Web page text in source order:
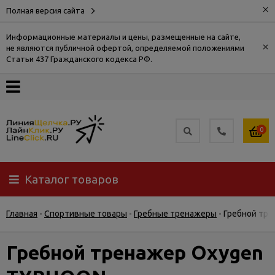
Полная версия сайта ×
Информационные материалы и цены, размещенные на сайте,
не являются публичной офертой, определяемой положениями
Статьи 437 Гражданского кодекса РФ.
×
О
Доставка
Самовывоз
Гарантия
0
Каталог товаров
Главная - Спортивные товары - Гребные тренажеры - Гребной
Гребной тренажер Oxygen